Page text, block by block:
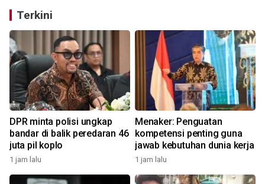
Terkini
DPR minta polisi ungkap
bandar di balik peredaran 46
juta pil koplo
1 jam lalu
Menaker: Penguatan
kompetensi penting guna
jawab kebutuhan dunia kerja
1 jam lalu